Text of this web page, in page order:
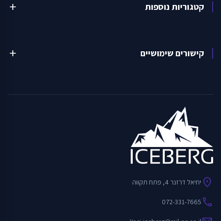
קטגוריות נוספות add
קישורים שימושיים add
location_on יחיאל דרזנר 4, פתח תקווה
call
072-331-7665